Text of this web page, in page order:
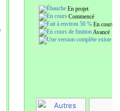
En projet
Commencé
En cours
Avancé